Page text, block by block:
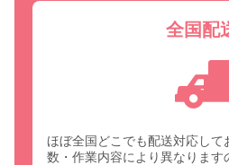
全国配
ほぼ全国どこでも配送対応し
数・作業内容により異なります